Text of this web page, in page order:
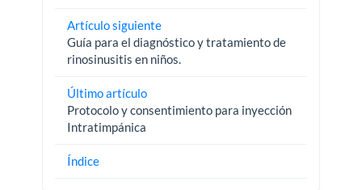
Artículo siguiente
Guía para el diagnóstico y tratamiento de
rinosinusitis en niños.
Último artículo
Protocolo y consentimiento para inyección
Intratimpánica
Índice